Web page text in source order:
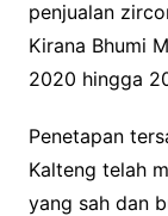
penjualan
Kirana Bhumi
2020 hingga
Penetapan
Kalteng telah
yang sah dan